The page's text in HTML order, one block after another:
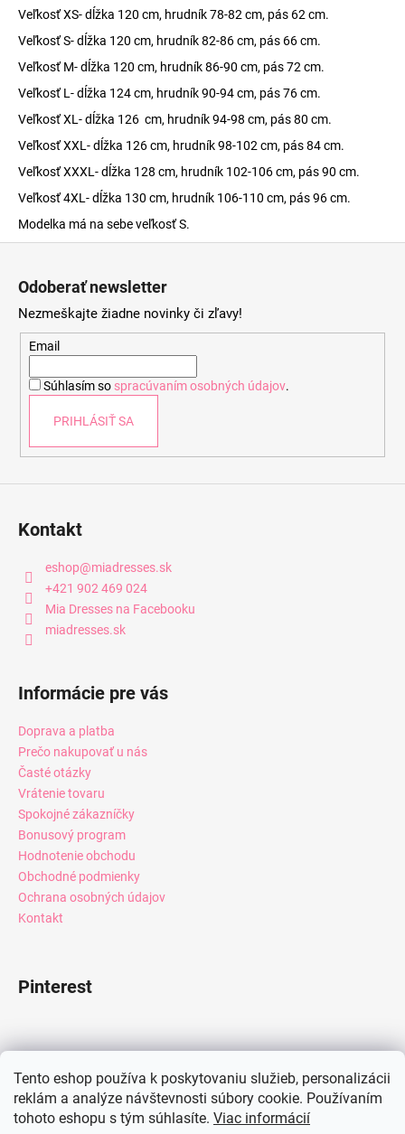
Tento eshop používa k poskytovaniu služieb, personalizácii
reklám a analýze návštevnosti súbory cookie. Používaním
tohoto eshopu s tým súhlasíte. Viac informácií
Veľkosť XS- dĺžka 120 cm, hrudník 78-82 cm, pás 62 cm.
Veľkosť S- dĺžka 120 cm, hrudník 82-86 cm, pás 66 cm.
Veľkosť M- dĺžka 120 cm, hrudník 86-90 cm, pás 72 cm.
Veľkosť L- dĺžka 124 cm, hrudník 90-94 cm, pás 76 cm.
Veľkosť XL- dĺžka 126 cm, hrudník 94-98 cm, pás 80 cm.
Veľkosť XXL- dĺžka 126 cm, hrudník 98-102 cm, pás 84 cm.
Veľkosť XXXL- dĺžka 128 cm, hrudník 102-106 cm, pás 90 cm.
Veľkosť 4XL- dĺžka 130 cm, hrudník 106-110 cm, pás 96 cm.
Modelka má na sebe veľkosť S.
Odoberať newsletter
Nezmeškajte žiadne novinky či zľavy!
Email
Súhlasím so spracúvaním osobných údajov.
PRIHLÁSIŤ SA
Kontakt
eshop@miadresses.sk
+421 902 469 024
Mia Dresses na Facebooku
miadresses.sk
Informácie pre vás
Doprava a platba
Prečo nakupovať u nás
Časté otázky
Vrátenie tovaru
Spokojné zákazníčky
Bonusový program
Hodnotenie obchodu
Obchodné podmienky
Ochrana osobných údajov
Kontakt
Pinterest